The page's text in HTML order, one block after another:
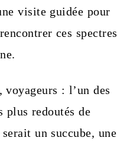
visite guidée pour
ces spectres
: l’un des
plus redoutés de
serait un succube, une